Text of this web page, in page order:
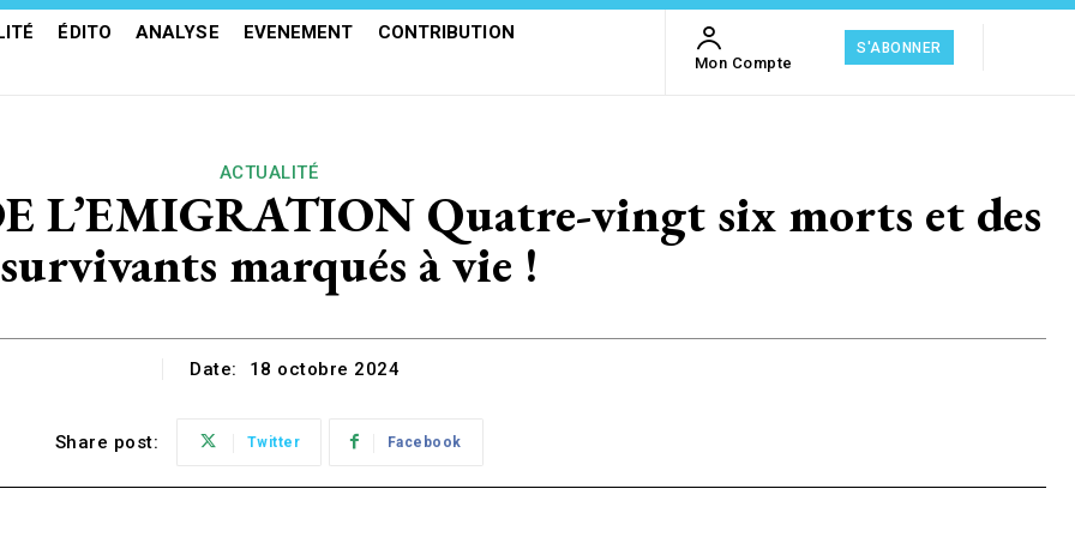
ÉDITO ANALYSE EVENEMENT
CONTRIBUTION
Mon Compte
S'ABONNER
ACTUALITÉ
L’EMIGRATION Quatre-vingt six morts et des
survivants marqués à vie !
Date: 18 octobre 2024
Share post: Twitter Facebook